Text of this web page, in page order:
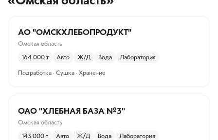
АО "ОМСКХЛЕБОПРОДУКТ"
Омская область
164 000 т Авто Ж/Д Вода Лаборатория
Подработка · Сушка · Хранение
ОАО "ХЛЕБНАЯ БАЗА №3"
Омская область
143 000 т Авто Ж/Д Вода Лаборатория